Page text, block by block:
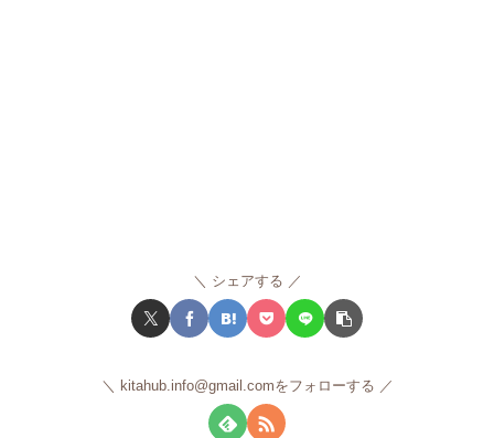
シェアする
kitahub.info@gmail.comをフォローする